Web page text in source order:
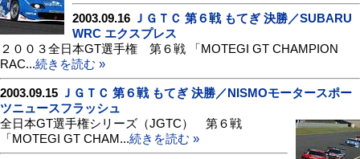
2003.09.16 ＪＧＴＣ 第６戦 もてぎ 決勝／SUBARU
WRC エクスプレス
２００３全日本GT選手権 第６戦 「MOTEGI GT CHAMPION
RAC...続きを読む »
2003.09.15 ＪＧＴＣ 第６戦 もてぎ 決勝／NISMOモータースポー
ツニュースフラッシュ
全日本GT選手権シリーズ（JGTC） 第６戦
「MOTEGI GT CHAM...続きを読む »